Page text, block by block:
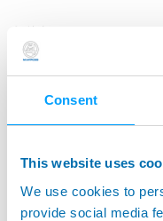
Consent
This website uses
We use cookies to
provide social media
表中的选择对应的应
航空航天